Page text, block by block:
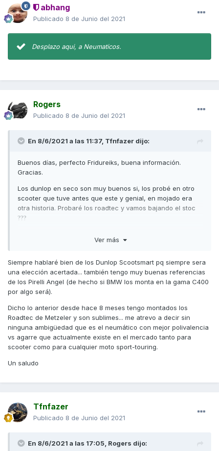
abhang
Publicado 8 de Junio del 2021
Desplazo aqui, a Neumaticos.
Rogers
Publicado 8 de Junio del 2021
En 8/6/2021 a las 11:37, Tfnfazer dijo:
Buenos días, perfecto Fridureiks, buena información.
Gracias.
Los dunlop en seco son muy buenos si, los probé en otro
scooter que tuve antes que este y genial, en mojado era
otra historia. Probaré los roadtec y vamos bajando el stoc
???
Ver más
Siempre hablaré bien de los Dunlop Scootsmart pq siempre sera
una elección acertada... también tengo muy buenas referencias
de los Pirelli Angel (de hecho si BMW los monta en la gama C400
por algo será).
Dicho lo anterior desde hace 8 meses tengo montados los
Roadtec de Metzeler y son sublimes... me atrevo a decir sin
ninguna ambigüedad que es el neumático con mejor polivalencia
vs agarre que actualmente existe en el mercado tanto para
scooter como para cualquier moto sport-touring.
Un saludo
Tfnfazer
Publicado 8 de Junio del 2021
En 8/6/2021 a las 17:05, Rogers dijo: